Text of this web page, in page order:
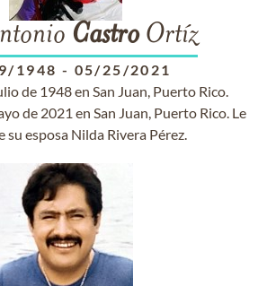
CastroOrtíz
1948 - 05/25/2021
de 1948 en San Juan, Puerto Rico.
de 2021 en San Juan, Puerto Rico. Le
su esposa Nilda Rivera Pérez.